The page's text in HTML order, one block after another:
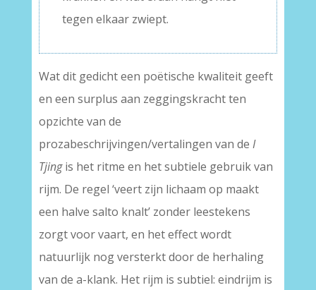
tegen elkaar zwiept.
Wat dit gedicht een poëtische kwaliteit geeft
en een surplus aan zeggingskracht ten
opzichte van de
prozabeschrijvingen/vertalingen van de I
Tjingis het ritme en het subtiele gebruik van
rijm. De regel ‘veert zijn lichaam op maakt
een halve salto knalt’ zonder leestekens
zorgt voor vaart, en het effect wordt
natuurlijk nog versterkt door de herhaling
van de a-klank. Het rijm is subtiel: eindrijm is